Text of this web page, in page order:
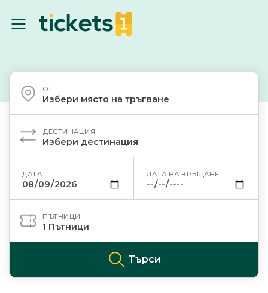
ОТ
Избери място на тръгване
ДЕСТИНАЦИЯ
Избери дестинация
ДАТА ДАТА НА ВРЪЩАНЕ
ПЪТНИЦИ
1 Пътници
Търси